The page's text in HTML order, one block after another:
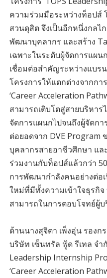
ความร่วมมือระหว่างท็อปส์
สวนดุสิต จึงเป็นอีกหนึ่งกลไ
พัฒนาบุคลากร และสร้าง
เฉพาะในระดับผู้จัดการแผ
เชื่อมต่อสำคัญระหว่างแบร
โครงการให้แตกต่างจากก
‘Career Acceleration
สามารถเติบโตสู่สายบริหาร
จัดการแผนกไปจนถึงผู้จัดก
ต่อยอดจาก DVE
บุคลากรสายอาชีวศึกษา แ
ร่วมงานกับท็อปส์แล้วกว่า
การพัฒนากำลังคนอย่างต่อ
ใหม่ที่มีทั้งความเข้าใจธุรกิ
สามารถในการตอบโจทย์ผู้
ด้านนางสุจิตา เพ็งอุ่น รอง
บริษัท เซ็นทรัล ฟู้ด รีเทล จำ
Leadership Internship
‘Career Acceleration